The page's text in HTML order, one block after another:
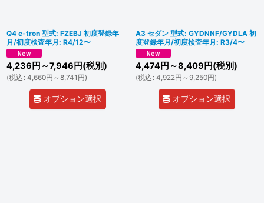
Q4 e-tron 型式: FZEBJ 初度登録年
月/初度検査年月: R4/12〜
4,236 円 ～7,946 円(税別)
(税込 : 4,660円 ～8,741 円)
オプション選択
A3 セダン 型式: GYDNNF/GYDLA 初
度登録年月/初度検査年月: R3/4〜
4,474円 ～8,409 円(税別)
(税込 : 4,922円 ～9,250円)
オプション選択